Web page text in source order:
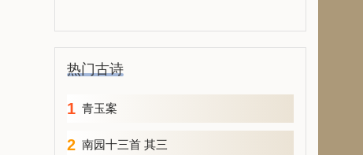
热门古诗
1 青玉案
2 南园十三首 其三